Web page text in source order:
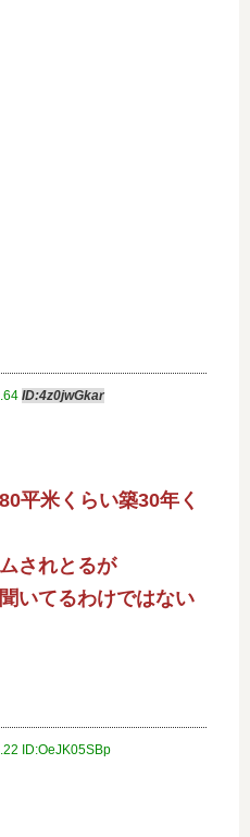
ID:4z0jwGkar
平米くらい築30年く
されとるが
いてるわけではない
ID:OeJK05SBp